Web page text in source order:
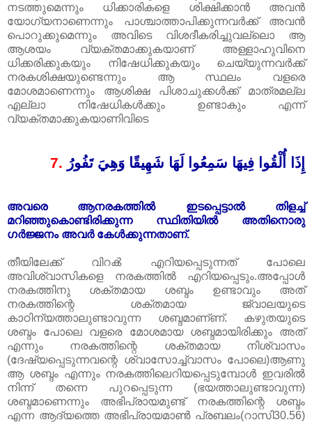
നടത്തുമെന്നും ധിക്കാരികളെ ശിക്ഷിക്കാൻ അവൻ
യോഗ്യനാണെന്നും പാശ്ചാത്താപിക്കുന്നവർക്ക് അവൻ
പൊറുക്കുമെന്നും അവിടെ വിശദീകരിച്ചുവല്ലൊ ആ
ആശയം വ്യക്തമാക്കുകയാണ്‌‌ അള്ളാഹുവിനെ
ധിക്കരിക്കുകയും നിഷേധിക്കുകയും ചെയ്യുന്നവർക്ക്
നരകശിക്ഷയുണ്ടെന്നും ആ സ്ഥലം വളരെ
മോശമാണെന്നും ആശിക്ഷ പിശാചുക്കൾക്ക് മാത്രമല്ല
എല്ലാ നിഷേധികൾക്കും ഉണ്ടാകും എന്ന്
വ്യക്തമാക്കുകയാണിവിടെ
7. إِذَا أُلْقُوا فِيهَا سَمِعُوا لَهَا شَهِيقًا وَهِيَ تَفُورُ
അവരെ ആനരകത്തിൽ ഇടപ്പെട്ടാൽ തിളച്ച്
മറിഞ്ഞുകൊണ്ടിരിക്കുന്ന സ്ഥിതിയിൽ അതിനൊരു
ഗർജ്ജനം അവർ കേൾക്കുന്നതാണ്‌.
തീയിലേക്ക് വിറൿ‌ എറിയപ്പെടുന്നത് പോലെ
അവിശ്വാസികളെ നരകത്തിൽ എറിയപ്പെടും.അപ്പോൾ
നരകത്തിനു ശക്തമായ ശബ്ദം ഉണ്ടാവും അത്
നരകത്തിന്റെ ശക്തമായ ജ്വാലയുടെ
കാഠിന്യത്താലുണ്ടാവുന്ന ശബ്ദമാണ്‌ണ്‌. കഴുതയുടെ
ശബ്ദം പോലെ വളരെ മോശമായ ശബ്ദമായിരിക്കും അത്
എന്നും നരകത്തിന്റെ ശക്തമായ നിശ്വാസം
(ദേഷ്യപ്പെടുന്നവന്റെ ശ്വാസോച്ച്വാസം പോലെ)ആണു
ആ ശബ്ദം എന്നും നരകത്തിലെറിയപ്പെടുമ്പോൾ ഇവരിൽ
നിന്ന് തന്നെ പുറപ്പെടുന്ന (ഭയത്താലുണ്ടാവുന്ന)
ശബ്ദമാണെന്നും അഭിപ്രായമുണ്ട് നരകത്തിന്റെ ശബ്ദം
എന്ന ആദ്യത്തെ അഭിപ്രായമാൺ‌ പ്രബലം(റാസി30.56)